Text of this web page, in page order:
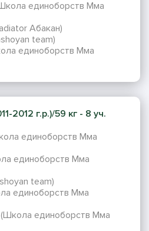
единоборств Мма
Абакан)
team)
единоборств Мма
2012 г.р.)/59 кг - 8 уч.
единоборств Мма
единоборств Мма
team)
единоборств Мма
единоборств Мма